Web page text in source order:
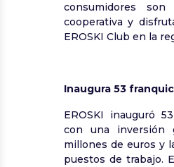
consumidores
cooperativa y
EROSKI Club en la
Inaugura 53
EROSKI inauguró
con una inversión
millones de euros y
puestos de trabajo.